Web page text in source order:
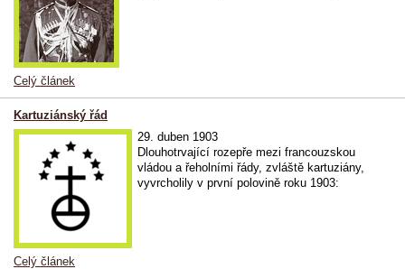
Celý článek
Kartuziánský řád
29. duben 1903
Dlouhotrvající rozepře mezi francouzskou
vládou a řeholními řády, zvláště kartuziány,
vyvrcholily v první polovině roku 1903:
Celý článek